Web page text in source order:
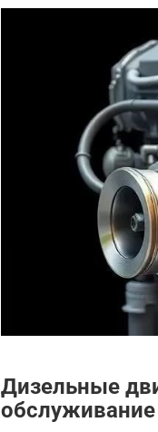
Дизельные
обслуживание